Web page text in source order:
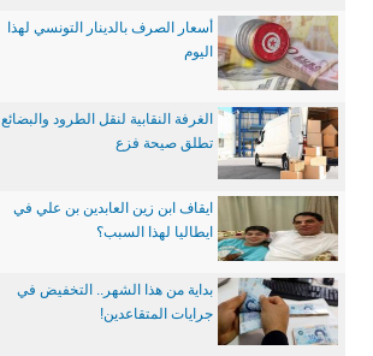
أسعار الصرف بالدينار التونسي لهذا
اليوم
الغرفة النقابية لنقل الطرود والبضائع
تطلق صيحة فزع
ايقاف ابن زين العابدين بن علي في
ايطاليا لهذا السبب؟
بداية من هذا الشهر.. التخفيض في
جرايات المتقاعدين!